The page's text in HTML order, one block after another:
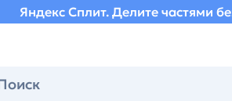
Яндекс Сплит. Делите частями